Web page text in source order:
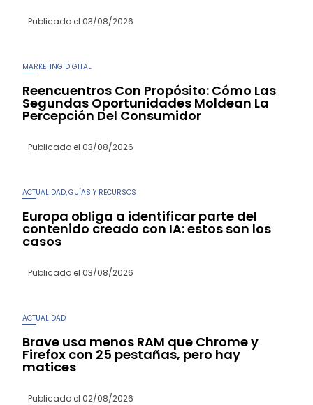
Publicado el 03/08/2026
MARKETING DIGITAL
Reencuentros Con Propósito: Cómo Las
Segundas Oportunidades Moldean La
Percepción Del Consumidor
Publicado el 03/08/2026
ACTUALIDAD ,GUÍAS Y RECURSOS
Europa obliga a identificar parte del
contenido creado con IA: estos son los
casos
Publicado el 03/08/2026
ACTUALIDAD
Brave usa menos RAM que Chrome y
Firefox con 25 pestañas, pero hay
matices
Publicado el 02/08/2026